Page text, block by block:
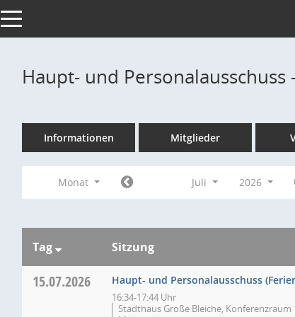
Toggle navigation
Haupt- und Personalausschuss
Informationen Mitglieder
Monat Juli 2026
Tag Sitzung
15.07.2026 Haupt- und Personalausschuss
16:34-17:44 Uhr
Stadthaus Große Bleiche, Konferenzraum